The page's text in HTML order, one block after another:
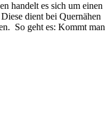
handelt es sich um einen
dient bei Quernähen
So geht es: Kommt man